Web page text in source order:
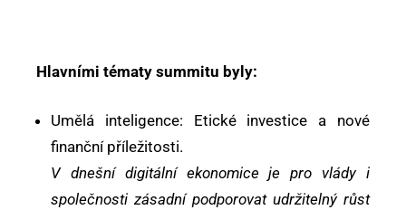
Hlavními tématy summitu byly:
Umělá inteligence: Etické investice a nové
finanční příležitosti.
V dnešní digitální ekonomice je pro vlády i
společnosti zásadní podporovat udržitelný růst